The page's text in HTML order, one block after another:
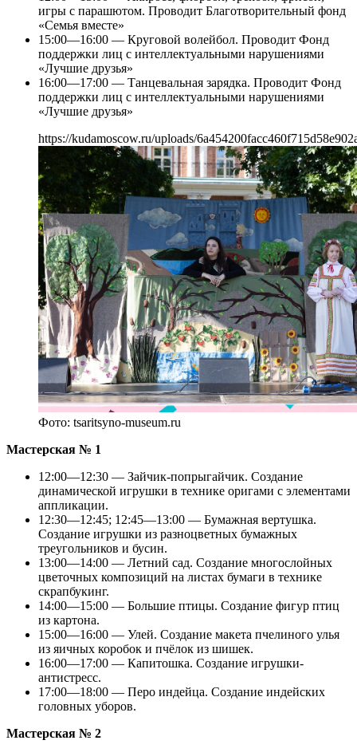
игры с парашютом. Проводит Благотворительный фонд
«Семья вместе»
15:00—16:00 — Круговой волейбол. Проводит Фонд
поддержки лиц с интеллектуальными нарушениями
«Лучшие друзья»
16:00—17:00 — Танцевальная зарядка. Проводит Фонд
поддержки лиц с интеллектуальными нарушениями
«Лучшие друзья»
https://kudamoscow.ru/uploads/
Фото: tsaritsyno-museum.ru
Мастерская № 1
12:00—12:30 — Зайчик-попрыгайчик. Создание
динамической игрушки в технике оригами с элементами
аппликации.
12:30—12:45; 12:45—13:00 — Бумажная вертушка.
Создание игрушки из разноцветных бумажных
треугольников и бусин.
13:00—14:00 — Летний сад. Создание многослойных
цветочных композиций на листах бумаги в технике
скрапбукинг.
14:00—15:00 — Большие птицы. Создание фигур птиц
из картона.
15:00—16:00 — Улей. Создание макета пчелиного улья
из яичных коробок и пчёлок из шишек.
16:00—17:00 — Капитошка. Создание игрушки-
антистресс.
17:00—18:00 — Перо индейца. Создание индейских
головных уборов.
Мастерская № 2